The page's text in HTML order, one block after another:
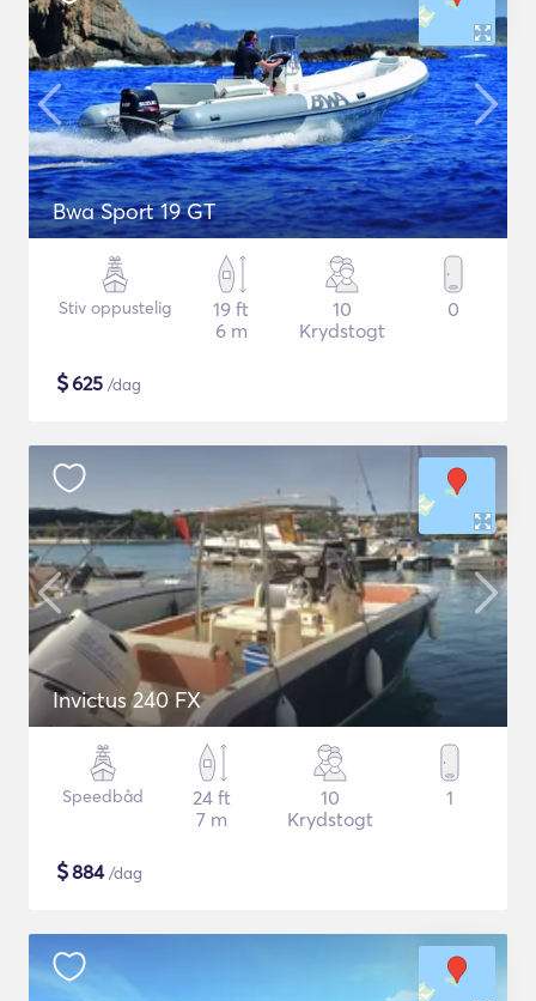
Bwa Sport 19 GT
Stiv oppustelig
19 ft
6 m
10
Krydstogt
0
$625 /dag
Invictus 240 FX
Speedbåd
24 ft
7 m
10
Krydstogt
1
$884/dag